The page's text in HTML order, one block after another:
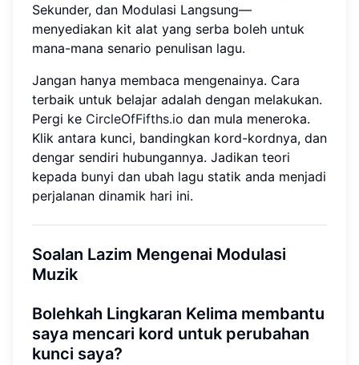
Sekunder, dan Modulasi Langsung—
menyediakan kit alat yang serba boleh untuk
mana-mana senario penulisan lagu.
Jangan hanya membaca mengenainya. Cara
terbaik untuk belajar adalah dengan melakukan.
Pergi ke CircleOfFifths.io dan mula meneroka.
Klik antara kunci, bandingkan kord-kordnya, dan
dengar sendiri hubungannya. Jadikan teori
kepada bunyi dan ubah lagu statik anda menjadi
perjalanan dinamik hari ini.
Soalan Lazim Mengenai Modulasi
Muzik
Bolehkah Lingkaran Kelima membantu
saya mencari kord untuk perubahan
kunci saya?